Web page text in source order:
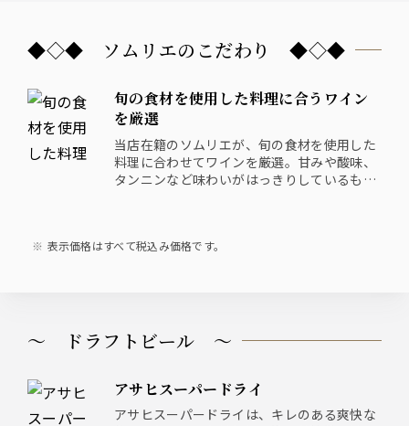
◆◇◆ ソムリエのこだわり ◆◇◆
旬の食材を使用した料理に合うワイン
を厳選
当店在籍のソムリエが、旬の食材を使用した
料理に合わせてワインを厳選。甘みや酸味、
タンニンなど味わいがはっきりしているもの
ができる品揃えとなっています。
表示価格はすべて税込み価格です。
～ ドラフトビール ～
アサヒスーパードライ
アサヒスーパードライは、キレのある爽快な